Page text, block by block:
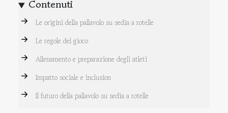
Contenuti
Le origini della pallavolo su sedia a rotelle
Le regole del gioco
Allenamento e preparazione degli atleti
Impatto sociale e inclusion
Il futuro della pallavolo su sedia a rotelle